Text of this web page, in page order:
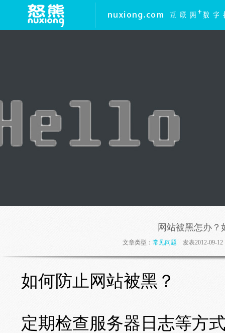
网站被黑怎办
文章类型： 常见问题 发表2012-09-
如何防止网站被黑？
定期检查服务器日志等方